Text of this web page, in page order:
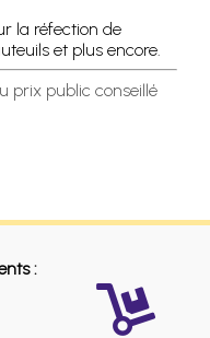
la réfection de
et plus encore.
prix public conseillé
: